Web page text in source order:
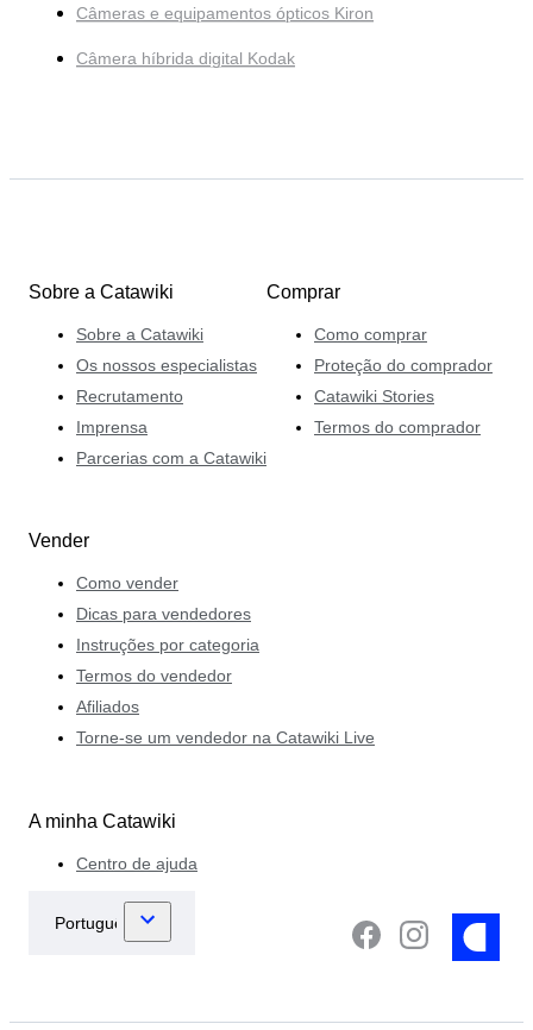
Câmeras e equipamentos ópticos Kiron
Câmera híbrida digital Kodak
Sobre a Catawiki
Sobre a Catawiki
Os nossos especialistas
Recrutamento
Imprensa
Parcerias com a Catawiki
Comprar
Como comprar
Proteção do comprador
Catawiki Stories
Termos do comprador
Vender
Como vender
Dicas para vendedores
Instruções por categoria
Termos do vendedor
Afiliados
Torne-se um vendedor na Catawiki Live
A minha Catawiki
Centro de ajuda